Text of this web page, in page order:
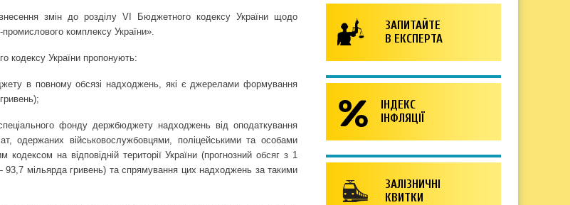
змін до розділу VI Бюджетного кодексу України щодо
комплексу України».
кодексу України пропонують:
в повному обсязі надходжень, які є джерелами формування
фонду держбюджету надходжень від оподаткування
одержаних військово­службовцями, поліцейськими та особами
на відповідній території України (прогнозний обсяг з 1
мільярда гривень) та спрямування цих надходжень за такими
ЗАПИТАЙТЕ
В ЕКСПЕРТА
ІНДЕКС
ІНФЛЯЦІЇ
ЗАЛІЗНИЧНІ
КВИТКИ